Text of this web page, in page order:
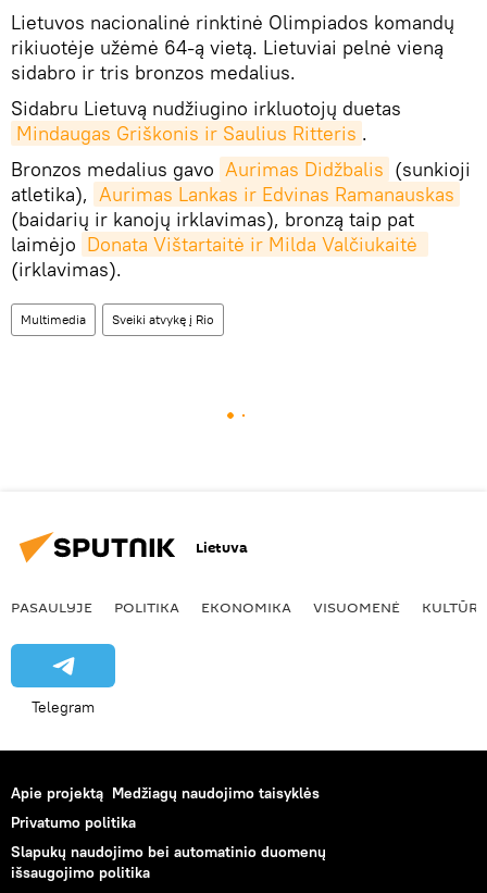
Lietuvos nacionalinė rinktinė Olimpiados komandų
rikiuotėje užėmė 64-ą vietą. Lietuviai pelnė vieną
sidabro ir tris bronzos medalius.
Sidabru Lietuvą nudžiugino irkluotojų duetas
Mindaugas Griškonis ir Saulius Ritteris .
Bronzos medalius gavo Aurimas Didžbalis (sunkioji
atletika), Aurimas Lankas ir Edvinas Ramanauskas
(baidarių ir kanojų irklavimas), bronzą taip pat
laimėjo
(irklavimas).
Multimedia Sveiki atvykę į Rio
Lietuva
PASAULYJE POLITIKA EKONOMIKA VISUOMENĖ KULTŪRA
Telegram
Apie projektą Medžiagų naudojimo taisyklės
Privatumo politika
Slapukų naudojimo bei automatinio duomenų
išsaugojimo politika